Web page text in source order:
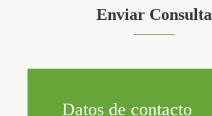
Enviar Consulta
Datos de contacto